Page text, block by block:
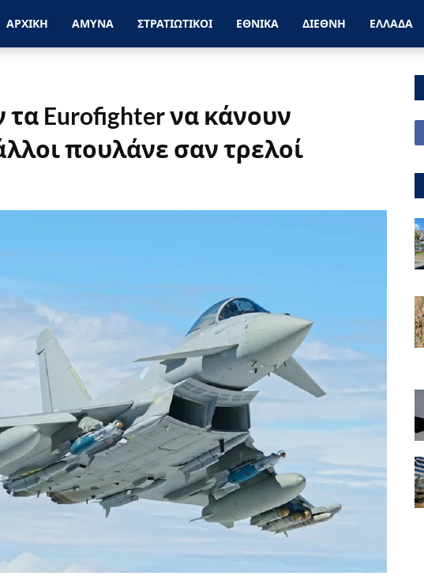
ΑΡΧΙΚΗ ΑΜΥΝΑ ΣΤΡΑΤΙΩΤΙΚΟΙ ΕΘΝΙΚΑ ΔΙΕΘΝΗ ΕΛΛΑΔΑ
τα Eurofighter να κάνουν
πουλάνε σαν τρελοί